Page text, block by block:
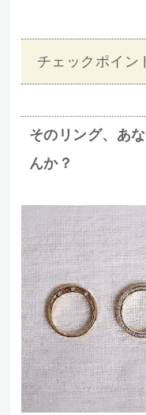
チェックポイ
そのリング、あ
んか？